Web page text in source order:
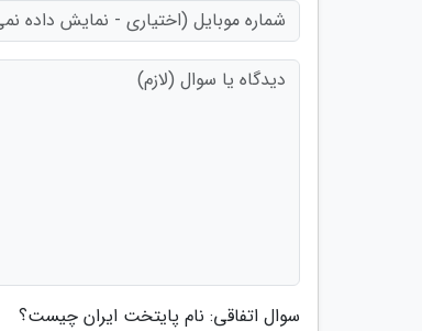
سوال اتفاقی: نام پایتخت ایران چیست؟